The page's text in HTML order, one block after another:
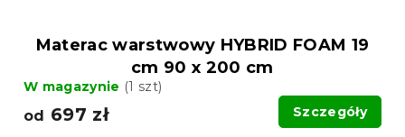
Materac warstwowy HYBRID FOAM 19
cm 90 x 200 cm
W magazynie (1 szt)
od 697 zł Szczegóły